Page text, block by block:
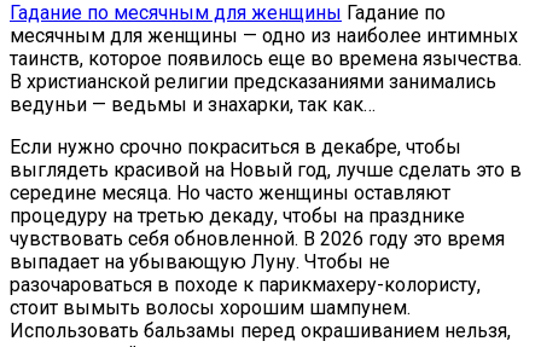
Гадание по месячным для женщины Гадание по
месячным для женщины — одно из наиболее интимных
таинств, которое появилось еще во времена язычества.
В христианской религии предсказаниями занимались
ведуньи — ведьмы и знахарки, так как…
Если нужно срочно покраситься в декабре, чтобы
выглядеть красивой на Новый год, лучше сделать это в
середине месяца. Но часто женщины оставляют
процедуру на третью декаду, чтобы на празднике
чувствовать себя обновленной. В 2026 году это время
выпадает на убывающую Луну. Чтобы не
разочароваться в походе к парикмахеру-колористу,
стоит вымыть волосы хорошим шампунем.
Использовать бальзамы перед окрашиванием нельзя,